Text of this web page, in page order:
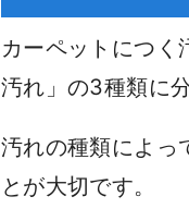
カーペットにつく
汚れ」の3種類に
汚れの種類によっ
とが大切です。